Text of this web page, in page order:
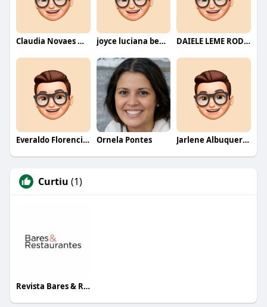
Claudia Novaes Novaes joyce luciana bentini jesus DAIELE LEME RODRIGUES
Everaldo Florencio De Melo Ornela Pontes Jarlene Albuquerque
Curtiu (1)
Revista Bares & Restaurantes